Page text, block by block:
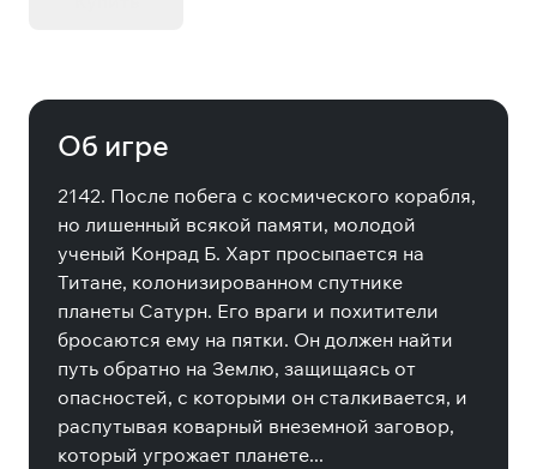
Об игре
2142. После побега с космического корабля,
но лишенный всякой памяти, молодой
ученый Конрад Б. Харт просыпается на
Титане, колонизированном спутнике
планеты Сатурн. Его враги и похитители
бросаются ему на пятки. Он должен найти
путь обратно на Землю, защищаясь от
опасностей, с которыми он сталкивается, и
распутывая коварный внеземной заговор,
который угрожает планете...